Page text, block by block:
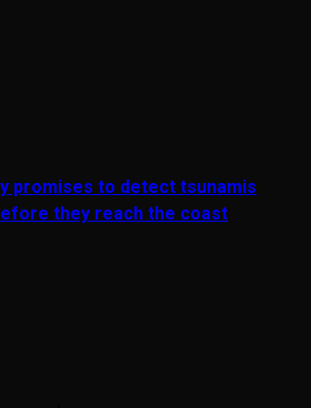
promises to detect tsunamis
they reach the coast